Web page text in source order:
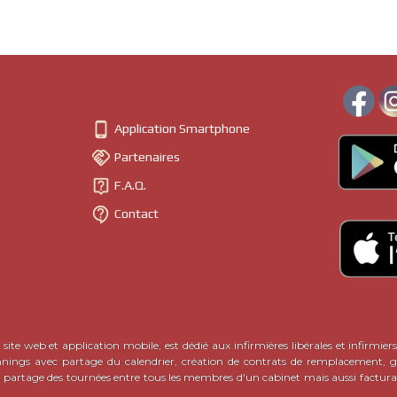
 Application Smartphone
 Partenaires
 F.A.Q.
 Contact
site web et application mobile, est dédié aux infirmières libérales et
avec partage du calendrier, création de contrats de remplacement,
des tournées entre tous les membres d'un cabinet mais aussi